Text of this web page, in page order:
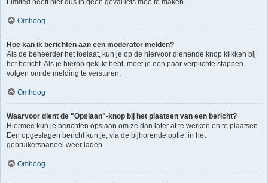
Limited heeft hier dus in geen geval iets mee te maken.
Omhoog
Hoe kan ik berichten aan een moderator melden?
Als de beheerder het toelaat, kun je op de hiervoor dienende knop klikken bij
het bericht. Als je hierop geklikt hebt, moet je een paar verplichte stappen
volgen om de melding te versturen.
Omhoog
Waarvoor dient de "Opslaan"-knop bij het plaatsen van een bericht?
Hiermee kun je berichten opslaan om ze dan later af te werken en te plaatsen.
Een opgeslagen bericht kun je, via de bijhorende optie, in het
gebruikerspaneel weer laden.
Omhoog